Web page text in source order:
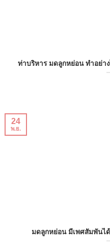
ท่าบริหาร มดลูกหย่อน ทำอย่า
มดลูกหย่อน มีเพศสัมพันไ
24
พ.ย.